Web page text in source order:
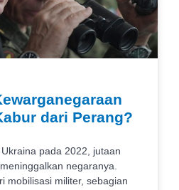
dari Perang?
pada 2022, jutaan
negaranya.
mobilisasi militer, sebagian